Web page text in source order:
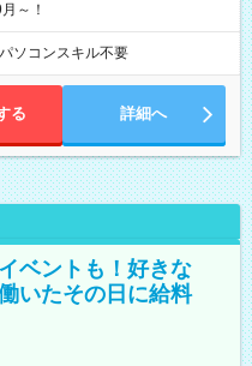
～！
パソコンスキル不要
る 詳細へ
ベントも！好きな
いたその日に給料